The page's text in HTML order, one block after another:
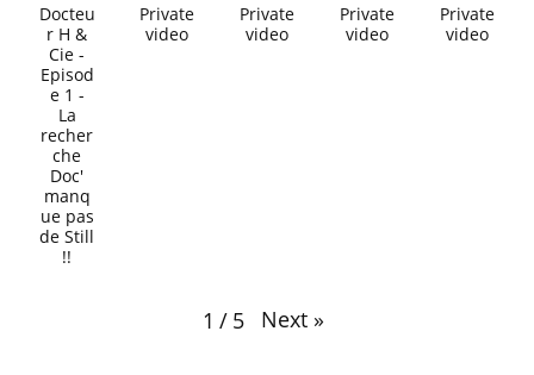
Docteu
r H &
Cie -
Episod
e 1 -
La
recher
che
Doc'
manq
ue pas
de Still
!!
Private
video
Private
video
Private
video
Private
video
1 / 5 Next »